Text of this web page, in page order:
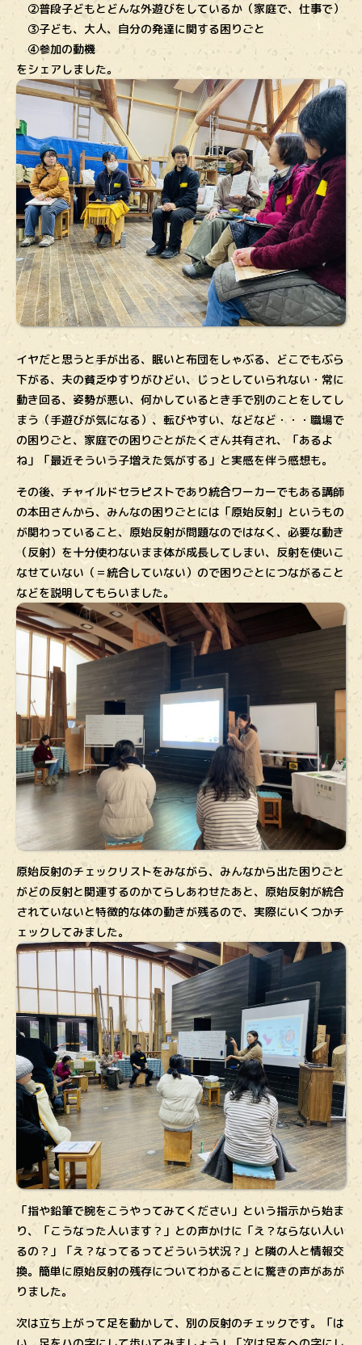
②普段子どもとどんな外遊びをしているか（家庭で、仕事で）
③子ども、大人、自分の発達に関する困りごと
④参加の動機
をシェアしました。
イヤだと思うと手が出る、眠いと布団をしゃぶる、どこでもぶら
下がる、夫の貧乏ゆすりがひどい、じっとしていられない・常に
動き回る、姿勢が悪い、何かしているとき手で別のことをしてし
まう（手遊びが気になる）、転びやすい、などなど・・・職場で
の困りごと、家庭での困りごとがたくさん共有され、「あるよ
ね」「最近そういう子増えた気がする」と実感を伴う感想も。
その後、チャイルドセラピストであり統合ワーカーでもある講師
の本田さんから、みんなの困りごとには「原始反射」というもの
が関わっていること、原始反射が問題なのではなく、必要な動き
（反射）を十分使わないまま体が成長してしまい、反射を使いこ
なせていない（＝統合していない）ので困りごとにつながること
などを説明してもらいました。
原始反射のチェックリストをみながら、みんなから出た困りごと
がどの反射と関連するのかてらしあわせたあと、原始反射が統合
されていないと特徴的な体の動きが残るので、実際にいくつかチ
ェックしてみました。
「指や鉛筆で腕をこうやってみてください」という指示から始ま
り、「こうなった人います？」との声かけに「え？ならない人い
るの？」「え？なってるってどういう状況？」と隣の人と情報交
換。簡単に原始反射の残存についてわかることに驚きの声があが
りました。
次は立ち上がって足を動かして、別の反射のチェックです。「は